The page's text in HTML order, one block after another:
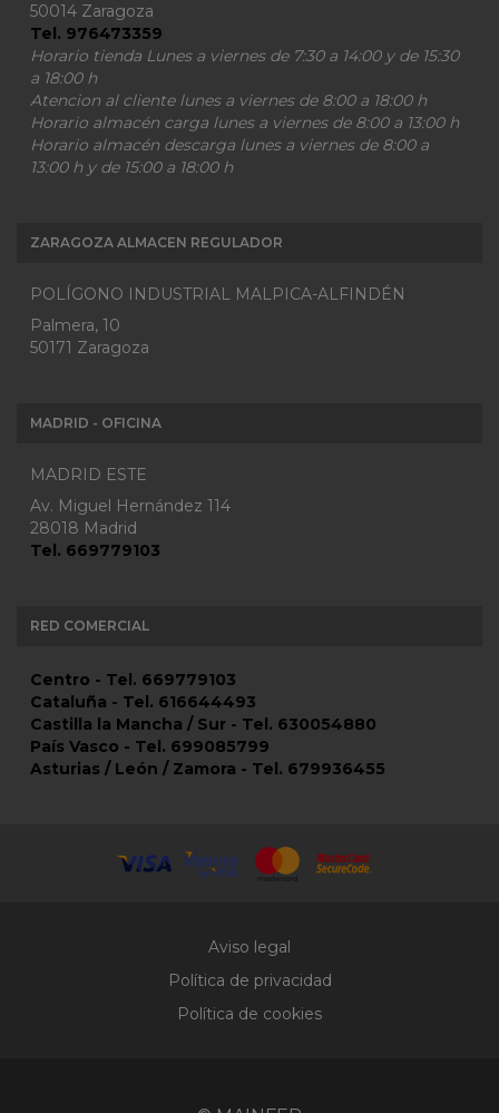
50014 Zaragoza
Tel. 976473359
Horario tienda Lunes a viernes de 7:30 a 14:00 y de 15:30
a 18:00 h
Atencion al cliente lunes a viernes de 8:00 a 18:00 h
Horario almacén carga lunes a viernes de 8:00 a 13:00 h
Horario almacén descarga lunes a viernes de 8:00 a
13:00 h y de 15:00 a 18:00 h
ZARAGOZA ALMACEN REGULADOR
POLÍGONO INDUSTRIAL MALPICA-ALFINDÉN
Palmera, 10
50171 Zaragoza
MADRID - OFICINA
MADRID ESTE
Av. Miguel Hernández 114
28018 Madrid
Tel. 669779103
RED COMERCIAL
Centro - Tel. 669779103
Cataluña - Tel. 616644493
Castilla la Mancha / Sur - Tel. 630054880
País Vasco - Tel. 699085799
Asturias / León / Zamora - Tel. 679936455
Aviso legal
Política de privacidad
Política de cookies